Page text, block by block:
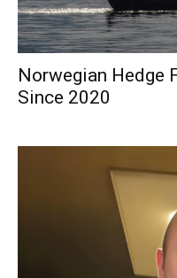
Norwegian Hedge
Since 2020